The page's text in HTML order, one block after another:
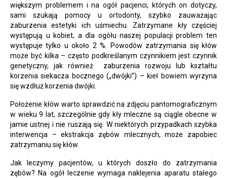
większym problemem i na ogół pacjenci, których on dotyczy,
sami szukają pomocy u ortodonty, szybko zauważając
zaburzenia estetyki ich uśmiechu. Zatrzymane kły częściej
występują u kobiet, a dla ogółu naszej populacji problem ten
występuje tylko u około 2 %. Powodów zatrzymania się kłów
może być kilka – często podkreślanym czynnikiem jest czynnik
genetyczny, jak również
zaburzenia rozwoju lub kształtu
korzenia siekacza bocznego („dwójki”) – kieł bowiem wyrzyna
się wzdłuż korzenia dwójki.
Położenie kłów warto sprawdzić na zdjęciu pantomograficznym
w wieku 9 lat, szczególnie gdy kły mleczne są ciągle obecne w
jamie ustnej i nie ruszają się. W niektórych przypadkach szybka
interwencja – ekstrakcja zębów mlecznych, może zapobiec
zatrzymaniu się kłów.
Jak leczymy pacjentów, u których doszło do zatrzymania
zębów? Na ogół leczenie wymaga naklejenia aparatu stałego